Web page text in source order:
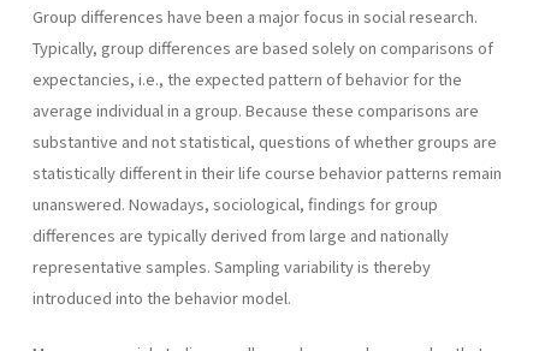
Group differences have been a major focus in social research.
Typically, group differences are based solely on comparisons of
expectancies, i.e., the expected pattern of behavior for the
average individual in a group. Because these comparisons are
substantive and not statistical, questions of whether groups are
statistically different in their life course behavior patterns remain
unanswered. Nowadays, sociological, findings for group
differences are typically derived from large and nationally
representative samples. Sampling variability is thereby
introduced into the behavior model.